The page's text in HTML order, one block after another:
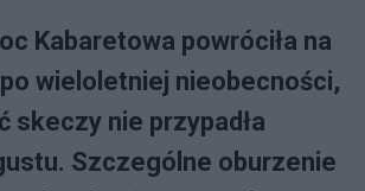
Kabaretowa powróciła na
wieloletniej nieobecności,
skeczy nie przypadła
Szczególne oburzenie